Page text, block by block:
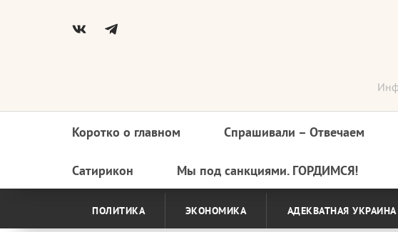
Основная
навигация
Коротко о главном Спрашивали – Отвечаем
Сатирикон Мы под санкциями. ГОРДИМСЯ!
ПОЛИТИКА ЭКОНОМИКА АДЕКВАТНАЯ УКРАИНА